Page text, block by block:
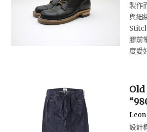
製作
與細
膠前
度愛
Old
Leon
設計